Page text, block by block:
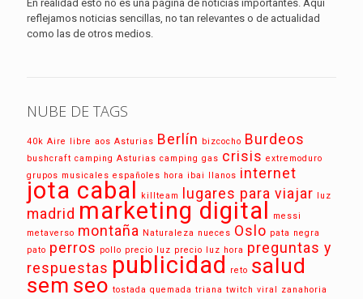
En realidad esto no es una página de noticias importantes. Aquí
reflejamos noticias sencillas, no tan relevantes o de actualidad
como las de otros medios.
NUBE DE TAGS
40k Aire libre aos Asturias Berlín bizcocho Burdeos
bushcraft camping Asturias camping gas crisis extremoduro
grupos musicales españoles hora ibai llanos internet
jota cabal killteam lugares para viajar luz
madrid marketing digital
messi
metaverso montaña Naturaleza nueces Oslo pata negra
pato perros pollo precio luz precio luz hora preguntas y
respuestas publicidad reto salud
sem seo tostada quemada triana twitch viral zanahoria